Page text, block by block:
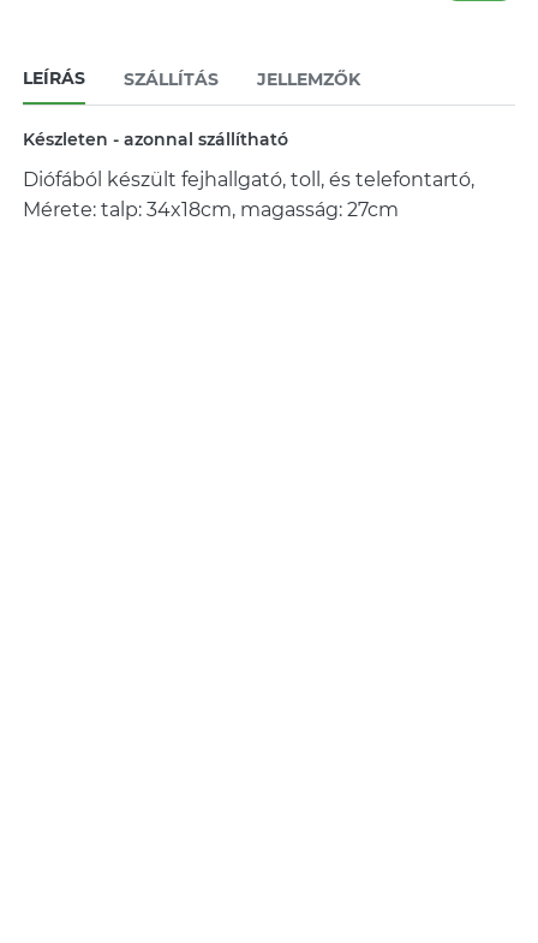
LEÍRÁS SZÁLLÍTÁS JELLEMZŐK
Készleten - azonnal szállítható
Diófából készült fejhallgató, toll, és telefontartó,
Mérete: talp: 34x18cm, magasság: 27cm